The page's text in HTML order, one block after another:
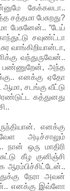
கேக்கலடா..
பேசுறது?
பேசுனேன்.. “டேய்
சவுண்ட்டா
வாங்கிறியான்டா,
வந்துருவேன்..
பண்ணுறேன், அந்த
எனக்கு ஏதோ
சடங்கு வீட்டு
கத்துனது
எனக்கு
அடிச்சாலும்
நான் ஒரு மாதிரி
கீழ குனிஞ்சி
ஆரம்பிச்சிட்டேன்..
நேரா அவன்
எனக்கு இவ்ளோ